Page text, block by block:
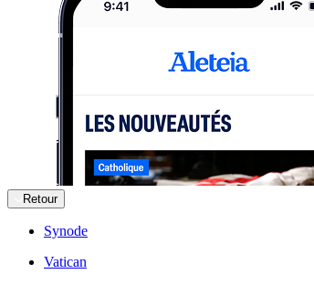
Retour
Synode
Vatican